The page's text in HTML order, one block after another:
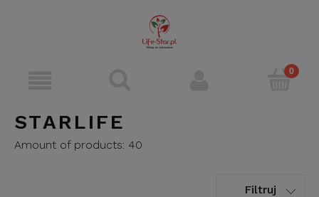
STARLIFE
Amount of products: 40
Filtruj